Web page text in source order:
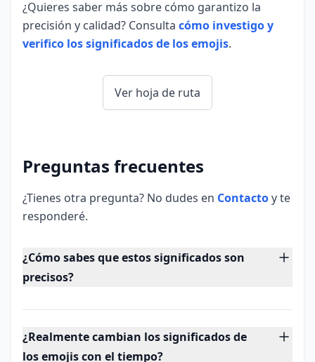
¿Quieres saber más sobre cómo garantizo la
precisión y calidad? Consulta cómo investigo y
verifico los significados de los emojis.
Ver hoja de ruta
Preguntas frecuentes
¿Tienes otra pregunta? No dudes en Contactoy te
responderé.
¿Cómo sabes que estos significados son
precisos?
nativos. Cuando encuentro que un emoji
¿Realmente cambian los significados de
los emojis con el tiempo?